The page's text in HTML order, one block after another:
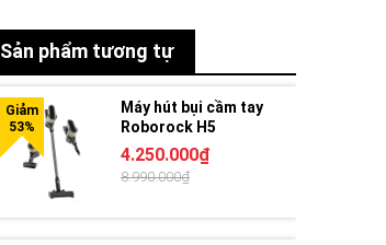
Sản phẩm tương tự
Máy hút bụi cầm tay
Roborock H5
4.250.000₫
8.990.000₫